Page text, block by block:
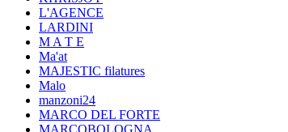
L'AGENCE
LARDINI
M A T E
Ma'at
MAJESTIC filatures
Malo
manzoni24
MARCO DEL FORTE
MARCOBOLOGNA